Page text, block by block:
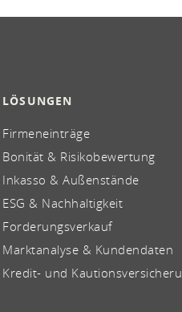
LÖSUNGEN
Firmeneinträge
Bonität & Risikobewertung
Inkasso & Außenstände
ESG & Nachhaltigkeit
Forderungsverkauf
Marktanalyse & Kundendaten
Kredit- und